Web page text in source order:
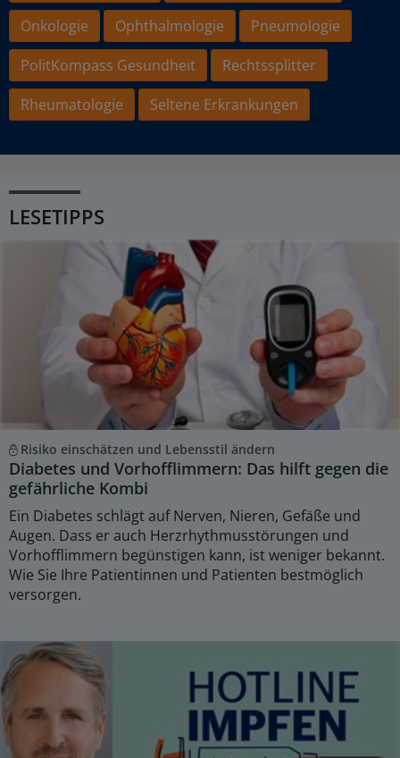
Onkologie
Ophthalmologie
Pneumologie
PolitKompass Gesundheit
Rechtssplitter
Rheumatologie
Seltene Erkrankungen
LESETIPPS
Risiko einschätzen und Lebensstil ändern
Diabetes und Vorhofflimmern: Das hilft gegen die
gefährliche Kombi
Ein Diabetes schlägt auf Nerven, Nieren, Gefäße und
Augen. Dass er auch Herzrhythmusstörungen und
Vorhofflimmern begünstigen kann, ist weniger bekannt.
Wie Sie Ihre Patientinnen und Patienten bestmöglich
versorgen.